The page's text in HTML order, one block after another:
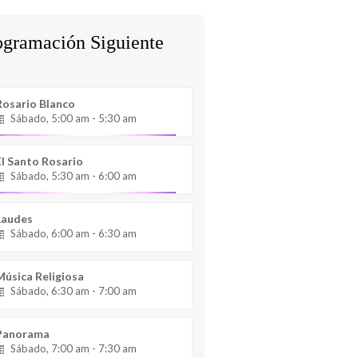
Siguiente
Blanco
Sábado, 5:00 am - 5:30 am
Santo Rosario
Sábado, 5:30 am - 6:00 am
Sábado, 6:00 am - 6:30 am
Religiosa
Sábado, 6:30 am - 7:00 am
Sábado, 7:00 am - 7:30 am